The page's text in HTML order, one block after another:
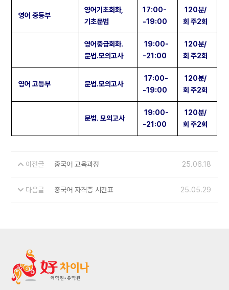
영어 중등부
영어기초회화,
기초문법
17:00-
-19:00
120분/
회 주2회
영어중급회화.
문법.모의고사
19:00-
-21:00
120분/
회 주2회
영어 고등부 문법.모의고사
17:00-
-19:00
120분/
회 주2회
문법. 모의고사
19:00-
-21:00
120분/
회 주2회
이전글 중국어 교육과정 25.06.18
다음글 중국어 자격증 시간표 25.05.29